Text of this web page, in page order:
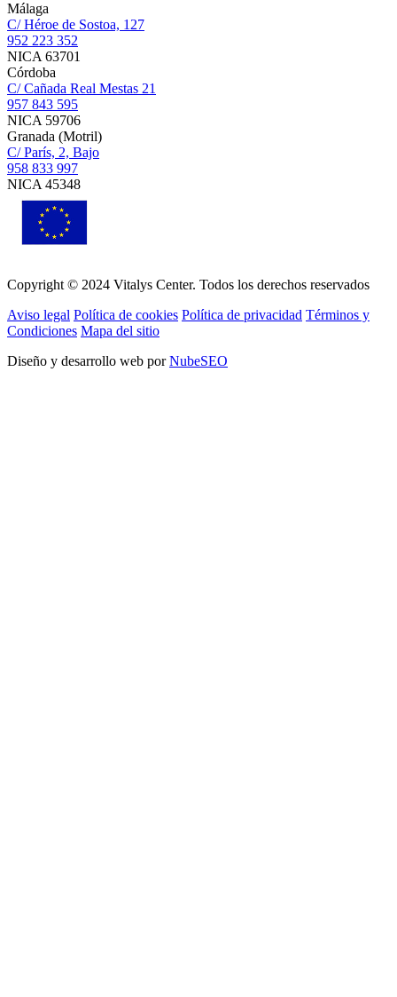
Málaga
C/ Héroe de Sostoa, 127
952 223 352
NICA 63701
Córdoba
C/ Cañada Real Mestas 21
957 843 595
NICA 59706
Granada (Motril)
C/ París, 2, Bajo
958 833 997
NICA 45348
Copyright © 2024 Vitalys Center. Todos los derechos reservados
Aviso legal Política de cookies Política de privacidad Términos y
Condiciones Mapa del sitio
Diseño y desarrollo web porNubeSEO